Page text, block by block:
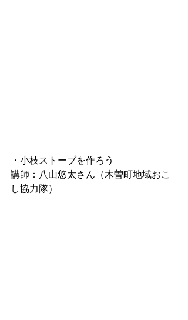
・小枝ストーブを作ろう
講師：八山悠太さん（木曽町地域おこ
し協力隊）